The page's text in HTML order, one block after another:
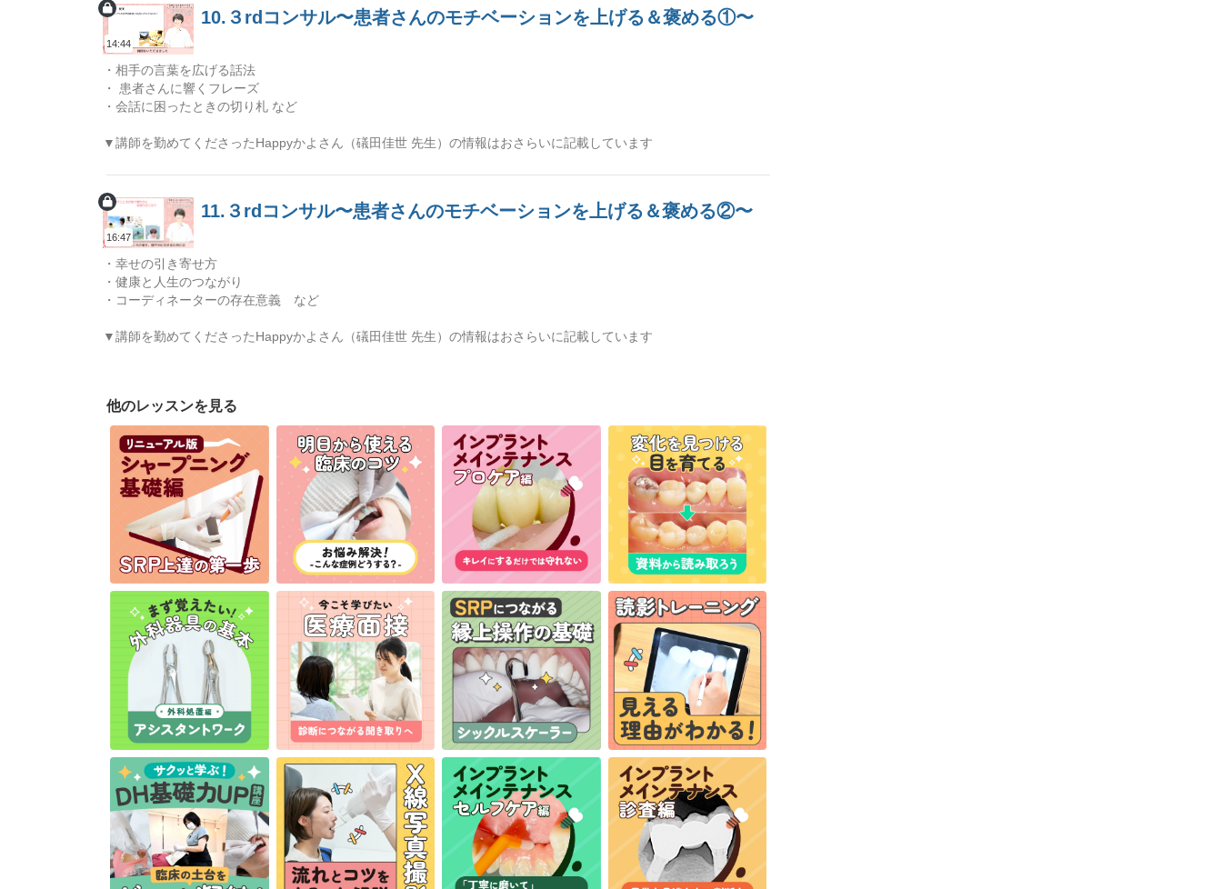
14:44
10.３rdコンサル〜患者さんのモチベーションを上げる＆褒める①〜
・相手の言葉を広げる話法
・ 患者さんに響くフレーズ
・会話に困ったときの切り札 など
▼講師を勤めてくださったHappyかよさん（礒田佳世 先生）の情報はおさらいに記載しています
16:47
11.３rdコンサル〜患者さんのモチベーションを上げる＆褒める②〜
・幸せの引き寄せ方
・健康と人生のつながり
・コーディネーターの存在意義 など
▼講師を勤めてくださったHappyかよさん（礒田佳世 先生）の情報はおさらいに記載しています
他のレッスンを見る